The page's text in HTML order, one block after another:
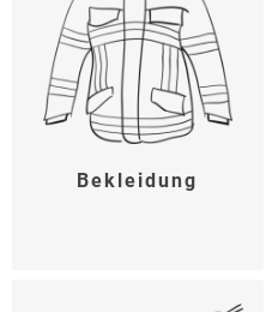
Bekleidung